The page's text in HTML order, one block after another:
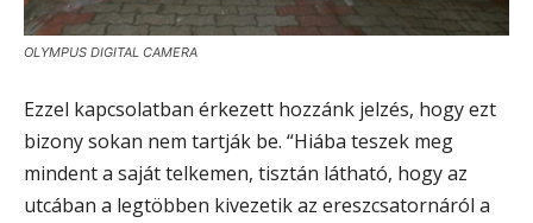
OLYMPUS DIGITAL CAMERA
Ezzel kapcsolatban érkezett hozzánk jelzés, hogy ezt
bizony sokan nem tartják be. “Hiába teszek meg
mindent a saját telkemen, tisztán látható, hogy az
utcában a legtöbben kivezetik az ereszcsatornáról a